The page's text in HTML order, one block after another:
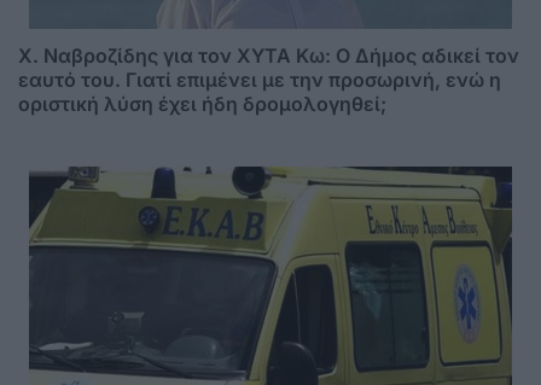
Χ. Ναβροζίδης για τον ΧΥΤΑ Kω: Ο Δήμος αδικεί τον
εαυτό του. Γιατί επιμένει με την προσωρινή, ενώ η
οριστική λύση έχει ήδη δρομολογηθεί;